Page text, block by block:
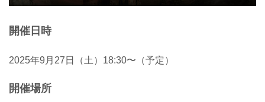
開催日時
2025年9月27日（土）18:30〜（予定）
開催場所